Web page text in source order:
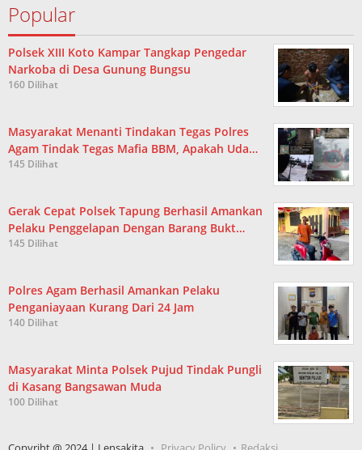
Popular
Polsek XIII Koto Kampar Tangkap Pengedar
Narkoba di Desa Gunung Bungsu
160 Dilihat
Masyarakat Menanti Tindakan Tegas Polres
Agam Tindak Tegas Mafia BBM, Apakah Uda…
145 Dilihat
Gerak Cepat Polsek Tapung Berhasil Amankan
Pelaku Penggelapan Dengan Barang Bukt…
145 Dilihat
Polres Agam Berhasil Amankan Pelaku
Penganiayaan Kurang Dari 24 Jam
140 Dilihat
Masyarakat Minta Polsek Pujud Tindak Pungli
di Kasang Bangsawan Muda
100 Dilihat